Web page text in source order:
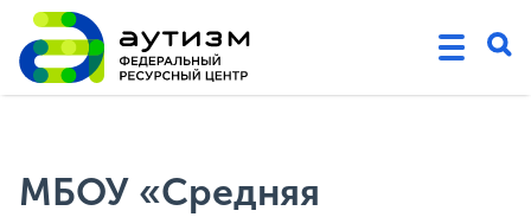
МБОУ «Средняя